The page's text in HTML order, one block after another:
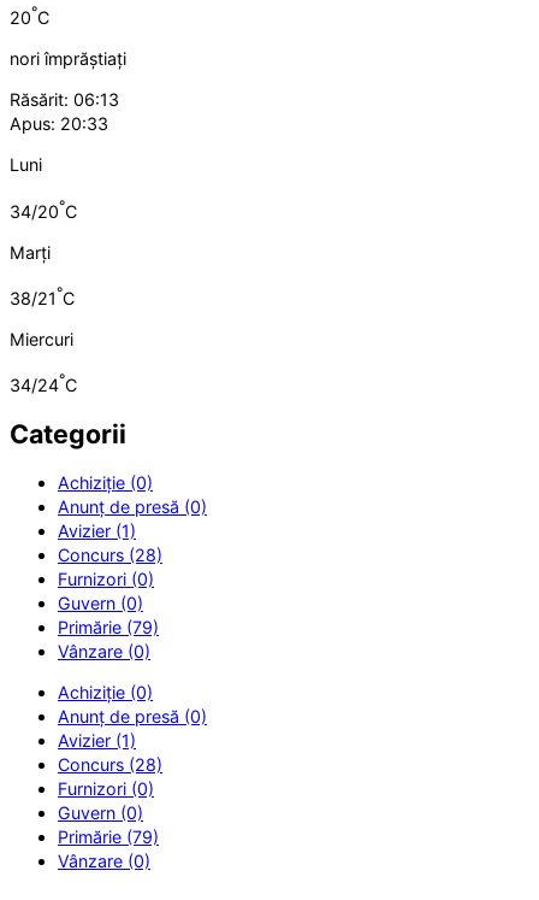
20°C
nori împrăștiați
Răsărit: 06:13
Apus: 20:33
Luni
34/20°C
Marți
38/21°C
Miercuri
34/24°C
Categorii
Achiziție (0)
Anunț de presă (0)
Avizier (1)
Concurs (28)
Furnizori (0)
Guvern (0)
Primărie (79)
Vânzare (0)
Achiziție (0)
Anunț de presă (0)
Avizier (1)
Concurs (28)
Furnizori (0)
Guvern (0)
Primărie (79)
Vânzare (0)